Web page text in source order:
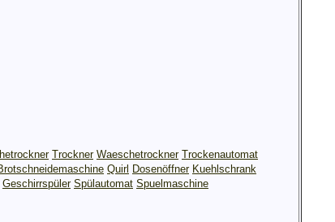
Trockner Waeschetrockner Trockenautomat
Quirl Dosenöffner Kuehlschrank
Geschirrspüler Spülautomat Spuelmaschine